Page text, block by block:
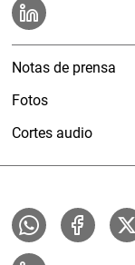
Notas de prensa
Fotos
Cortes audio